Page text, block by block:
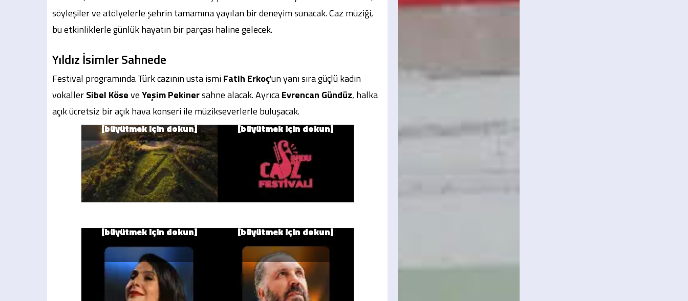
söyleşiler ve atölyelerle şehrin tamamına yayılan bir deneyim sunacak. Caz müziği,
bu etkinliklerle günlük hayatın bir parçası haline gelecek.
Yıldız İsimler Sahnede
Festival programında Türk cazının usta ismiFatih Erkoç'un yanı sıra güçlü kadın
vokallerSibel KöseveYeşim Pekinersahne alacak. AyrıcaEvrencan Gündüz, halka
açık ücretsiz bir açık hava konseri ile müzikseverlerle buluşacak.